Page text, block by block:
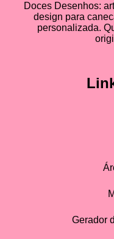
Doces Desenhos:
design para
personalizada.
Gerador